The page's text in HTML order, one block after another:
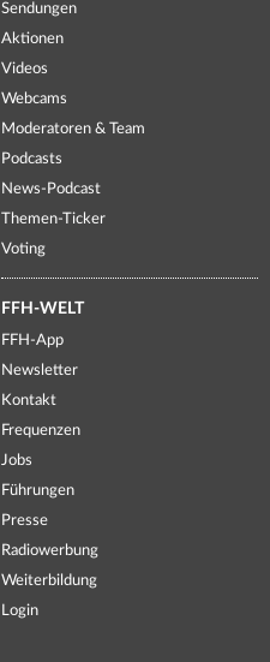
Sendungen
Aktionen
Videos
Webcams
Moderatoren & Team
Podcasts
News-Podcast
Themen-Ticker
Voting
FFH-WELT
FFH-App
Newsletter
Kontakt
Frequenzen
Jobs
Führungen
Presse
Radiowerbung
Weiterbildung
Login